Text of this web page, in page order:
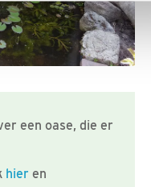
een oase, die er
hier en